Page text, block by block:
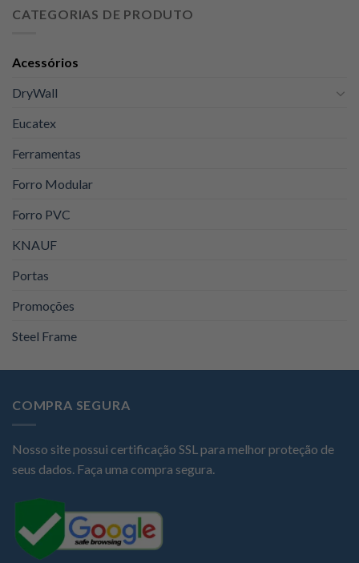
era:
é:
CATEGORIAS DE PRODUTO
Acessórios
DryWall
Eucatex
Ferramentas
Forro Modular
Forro PVC
KNAUF
Portas
Promoções
Steel Frame
COMPRA SEGURA
Nosso site possui certificação SSL para melhor proteção de
seus dados. Faça uma compra segura.